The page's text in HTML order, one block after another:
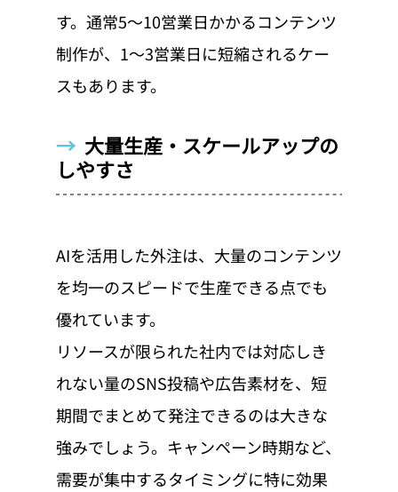
す。通常5〜10営業日かかるコンテンツ
制作が、1〜3営業日に短縮されるケー
スもあります。
→ 大量生産・スケールアップの
しやすさ
AIを活用した外注は、大量のコンテンツ
を均一のスピードで生産できる点でも
優れています。
リソースが限られた社内では対応しき
れない量のSNS投稿や広告素材を、短
期間でまとめて発注できるのは大きな
強みでしょう。キャンペーン時期など、
需要が集中するタイミングに特に効果